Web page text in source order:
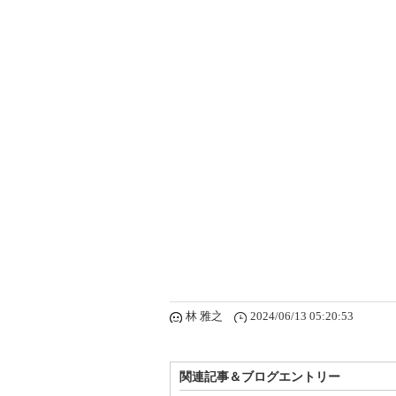
林 雅之 2024/06/13 05:20:53
関連記事＆ブログエントリー